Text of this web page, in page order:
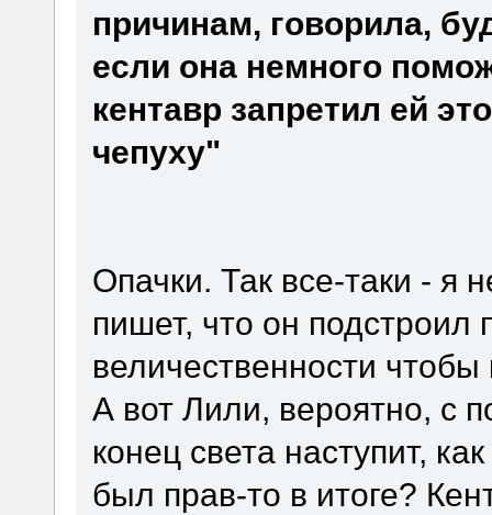
причинам, говорила,
если она немного
кентавр запретил ей
чепуху"
Опачки. Так все-таки - я
пишет, что он
величественности
А вот Лили, вероятно, с
конец света наступит,
был прав-то в итоге?